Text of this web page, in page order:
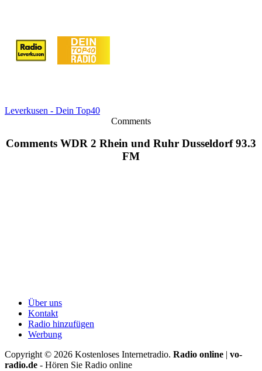
Leverkusen - Dein Top40
Comments
Comments WDR 2 Rhein und Ruhr Dusseldorf 93.3
FM
Über uns
Kontakt
Radio hinzufügen
Werbung
Copyright © 2026 Kostenloses Internetradio. Radio online | vo-
radio.de - Hören Sie Radio online